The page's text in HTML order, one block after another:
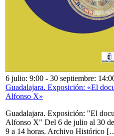
6 julio: 9:00 - 30 septiembre:
Guadalajara. Exposición: «El
Alfonso X»
Guadalajara. Exposición: "El
Alfonso X" Del 6 de julio al 30
9 a 14 horas. Archivo Histórico